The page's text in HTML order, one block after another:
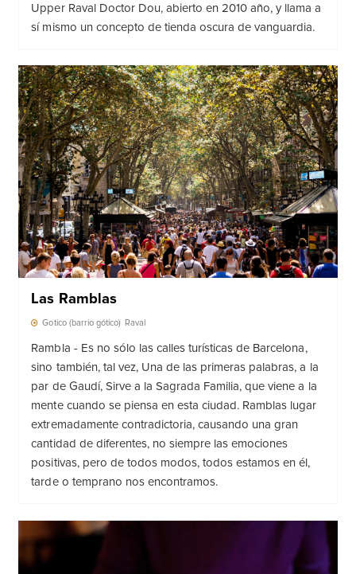
Upper Raval Doctor Dou, abierto en 2010 año, y llama a
sí mismo un concepto de tienda oscura de vanguardia.
Las Ramblas
Gotico (barrio gótico) Raval
Rambla - Es no sólo las calles turísticas de Barcelona,
sino también, tal vez, Una de las primeras palabras, a la
par de Gaudí, Sirve a la Sagrada Familia, que viene a la
mente cuando se piensa en esta ciudad. Ramblas lugar
extremadamente contradictoria, causando una gran
cantidad de diferentes, no siempre las emociones
positivas, pero de todos modos, todos estamos en él,
tarde o temprano nos encontramos.